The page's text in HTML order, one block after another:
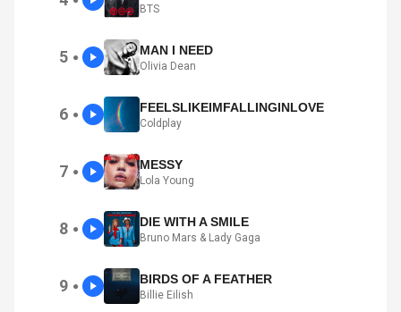
BTS
5 ● MAN I NEED
Olivia Dean
6 ● FEELSLIKEIMFALLINGINLOVE
Coldplay
7 ● MESSY
Lola Young
8 ● DIE WITH A SMILE
Bruno Mars & Lady Gaga
9 ● BIRDS OF A FEATHER
Billie Eilish